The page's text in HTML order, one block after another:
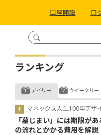
口座開設 ロ
ランキング
デイリー
マネックス人生100年デザ
「墓じまい」には期限が
の流れとかかる費用を解説
ウイークリー